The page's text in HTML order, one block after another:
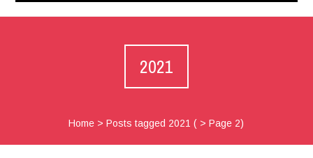
2021
Home >Posts tagged 2021 ( > Page 2)